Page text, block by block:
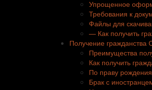
Упрощенное
Требования к
Файлы для
— Как получить
Получение
Преимущества
Как получить
По праву рождения
Брак с